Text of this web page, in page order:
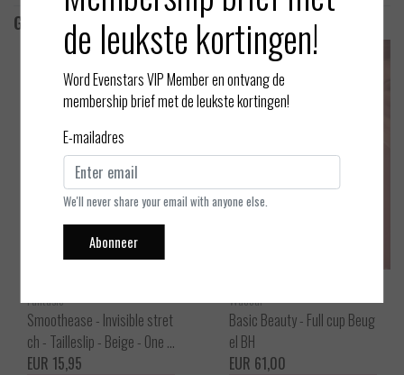
Gerelateerde producten
Fantasie
Smoothease - Invisible stret
ch - Tailleslip - Beige - One s
ize
EUR 15,95
Wacoal
Basic Beauty - Full cup Beug
el BH
EUR 61,00
de leukste kortingen!
Word Evenstars VIP Member en ontvang de
membership brief met de leukste kortingen!
E-mailadres
We'll never share your email with anyone else.
Abonneer